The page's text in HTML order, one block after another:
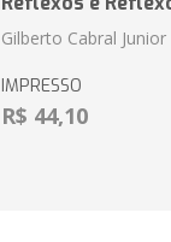
Gilberto Cabral Junior
IMPRESSO
R$ 44,10